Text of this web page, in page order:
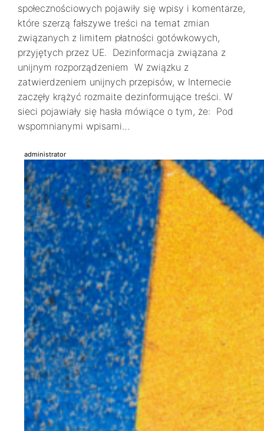
społecznościowych pojawiły się wpisy i komentarze,
które szerzą fałszywe treści na temat zmian
związanych z limitem płatności gotówkowych,
przyjętych przez UE. Dezinformacja związana z
unijnym rozporządzeniem W związku z
zatwierdzeniem unijnych przepisów, w Internecie
zaczęły krążyć rozmaite dezinformujące treści. W
sieci pojawiały się hasła mówiące o tym, że: Pod
wspomnianymi wpisami…
administrator